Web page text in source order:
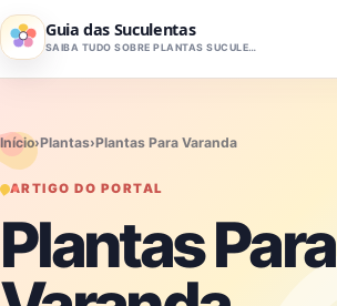
Pular para o conteúdo
Guia das Suculentas
SAIBA TUDO SOBRE PLANTAS SUCULENTAS
Início›Plantas›Plantas Para Varanda
ARTIGO DO PORTAL
Plantas Para